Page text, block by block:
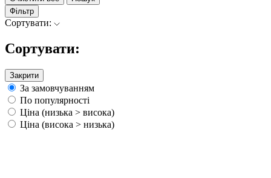
Фільтр
Сортувати:
Сортувати:
Закрити
За замовчуванням
По популярності
Ціна (низька > висока)
Ціна (висока > низька)